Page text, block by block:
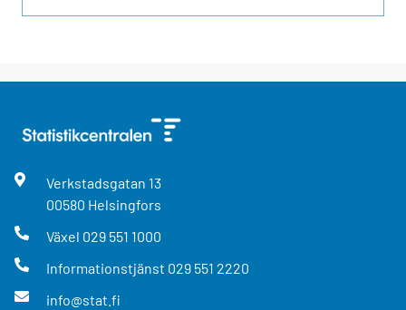
Verkstadsgatan 13
00580 Helsingfors
Växel 029 551 1000
Informationstjänst 029 551 2220
info@stat.fi